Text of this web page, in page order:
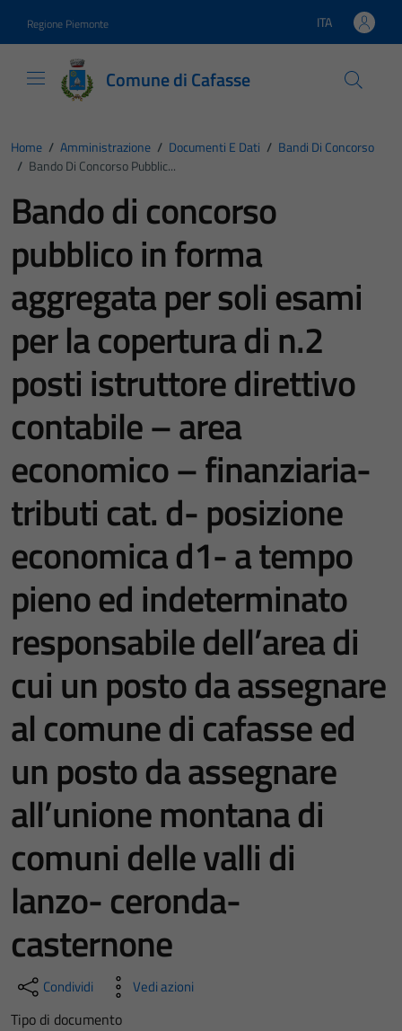
Regione Piemonte Lingua attiva:
ITA
Comune di Cafasse
Home / Amministrazione / Documenti E Dati / Bandi Di Concorso
/ Bando Di Concorso Pubblic...
Bando di concorso
pubblico in forma
aggregata per soli esami
per la copertura di n.2
posti istruttore direttivo
contabile – area
economico – finanziaria-
tributi cat. d- posizione
economica d1- a tempo
pieno ed indeterminato
responsabile dell’area di
cui un posto da assegnare
al comune di cafasse ed
un posto da assegnare
all’unione montana di
comuni delle valli di
lanzo- ceronda-
casternone
Condividi Vedi azioni
Tipo di documento